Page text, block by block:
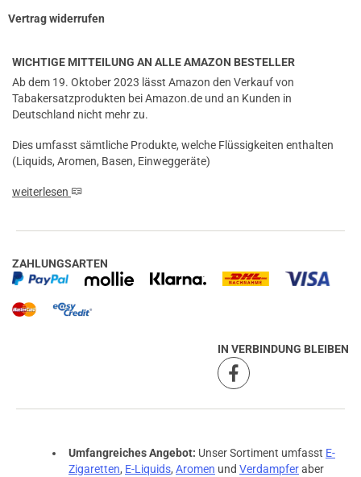
Vertrag widerrufen
WICHTIGE MITTEILUNG AN ALLE AMAZON BESTELLER
Ab dem 19. Oktober 2023 lässt Amazon den Verkauf von
Tabakersatzprodukten bei Amazon.de und an Kunden in
Deutschland nicht mehr zu.
Dies umfasst sämtliche Produkte, welche Flüssigkeiten enthalten
(Liquids, Aromen, Basen, Einweggeräte)
weiterlesen
ZAHLUNGSARTEN
IN VERBINDUNG BLEIBEN
Umfangreiches Angebot: Unser Sortiment umfasst E-
Zigaretten, E-Liquids, Aromen und Verdampferaber